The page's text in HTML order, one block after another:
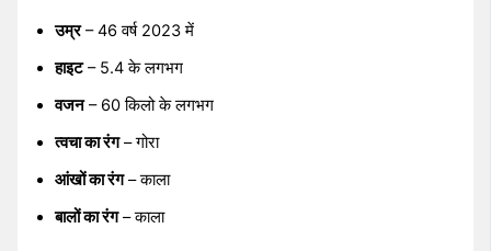
उम्र– 46 वर्ष 2023 में
हाइट– 5.4 के लगभग
वजन– 60 किलो के लगभग
त्वचा का रंग– गोरा
आंखों का रंग– काला
बालों का रंग– काला